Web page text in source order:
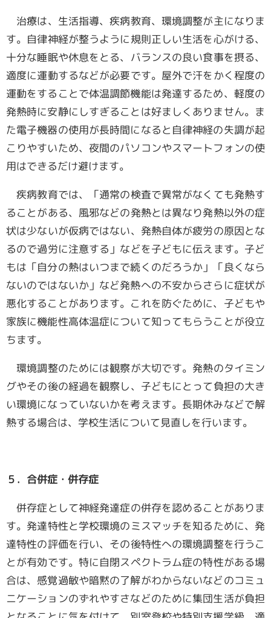
治療は、生活指導、疾病教育、環境調整が主になりま
す。自律神経が整うように規則正しい生活を心がける、
十分な睡眠や休息をとる、バランスの良い食事を摂る、
適度に運動するなどが必要です。屋外で汗をかく程度の
運動をすることで体温調節機能は発達するため、軽度の
発熱時に安静にしすぎることは好ましくありません。ま
た電子機器の使用が長時間になると自律神経の失調が起
こりやすいため、夜間のパソコンやスマートフォンの使
用はできるだけ避けます。
疾病教育では、「通常の検査で異常がなくても発熱す
ることがある、風邪などの発熱とは異なり発熱以外の症
状は少ないが仮病ではない、発熱自体が疲労の原因とな
るので過労に注意する」などを子どもに伝えます。子ど
もは「自分の熱はいつまで続くのだろうか」「良くなら
ないのではないか」など発熱への不安からさらに症状が
悪化することがあります。これを防ぐために、子どもや
家族に機能性高体温症について知ってもらうことが役立
ちます。
環境調整のためには観察が大切です。発熱のタイミン
グやその後の経過を観察し、子どもにとって負担の大き
い環境になっていないかを考えます。長期休みなどで解
熱する場合は、学校生活について見直しを行います。
５．合併症・併存症
併存症として神経発達症の併存を認めることがありま
す。発達特性と学校環境のミスマッチを知るために、発
達特性の評価を行い、その後特性への環境調整を行うこ
とが有効です。特に自閉スペクトラム症の特性がある場
合は、感覚過敏や暗黙の了解がわからないなどのコミュ
ニケーションのずれやすさなどのために集団生活が負担